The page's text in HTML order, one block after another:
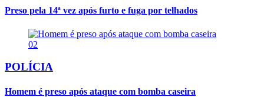
Preso pela 14ª vez após furto e fuga por telhados
02
POLÍCIA
Homem é preso após ataque com bomba caseira